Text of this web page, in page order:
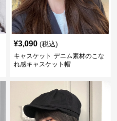
¥3,090 (税込)
キャスケット デニム素材のこな
れ感キャスケット帽